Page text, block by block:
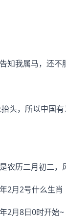
知我属马，还
头，所以中国
农历二月初二，
2月2号什么生肖
2月8日0时开始~